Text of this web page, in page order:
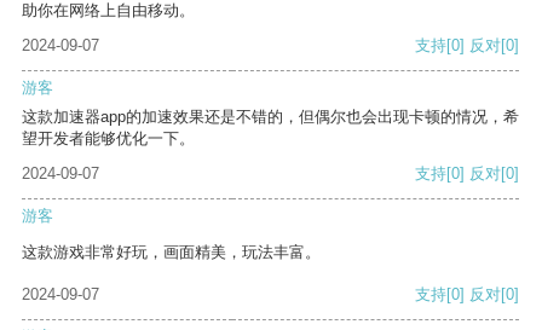
助你在网络上自由移动。
2024-09-07
支持[0] 反对[0]
游客
这款加速器app的加速效果还是不错的，但偶尔也会出现卡顿的情况，希
望开发者能够优化一下。
2024-09-07
支持[0] 反对[0]
游客
这款游戏非常好玩，画面精美，玩法丰富。
2024-09-07 支持[0] 反对[0]